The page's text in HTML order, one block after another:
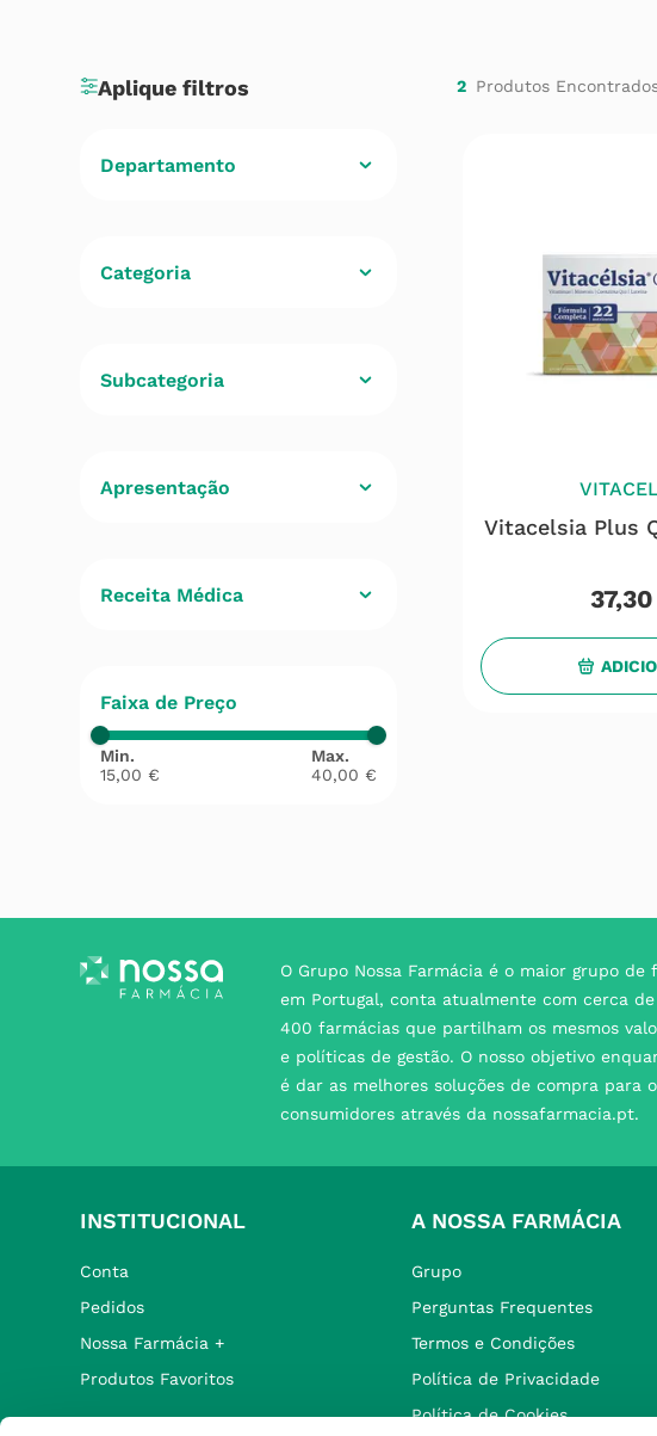
Departamento
Categoria
Subcategoria
Receita Médica
Faixa de Preço
15,00 € 40,00 €
2
Vitacelsia Plus
37,30
O Grupo Nossa Farmácia é o maior grupo de
em Portugal, conta atualmente com cerca
400 farmácias que partilham os mesmos
e políticas de gestão. O nosso objetivo
é dar as melhores soluções de compra para
consumidores através da nossafarmacia.pt.
INSTITUCIONAL
Conta
Pedidos
Nossa Farmácia +
Produtos Favoritos
A NOSSA FARMÁCIA
Grupo
Perguntas Frequentes
Termos e Condições
Política de Privacidade
Política de Cookies